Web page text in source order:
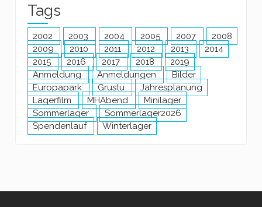
Tags
2002 2003 2004 2005 2007
2008
2009
2010 2011 2012 2013
2014
2015
2016 2017 2018
2019
Anmeldung
Anmeldungen
Bilder
Europapark
Grustu
Jahresplanung
Lagerfilm
MHAbend
Minilager
Sommerlager
Sommerlager2026
Spendenlauf
Winterlager